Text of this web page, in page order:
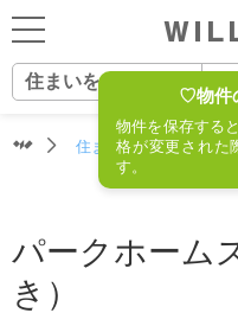
ログイン
新規会員登録
住まいを売る
住まいをさがす
住まいをさがす
スタッフをさがす
AIウィルくんの提案
AI査定・チャット相談す
価格査定を依頼する
住まいをさがす（東京
♡物件
物件を保存する
格が変更された
す。
パークホーム
き）